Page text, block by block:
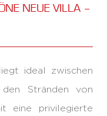
NEUE VILLA –
ideal zwischen
Stränden von
eine privilegierte